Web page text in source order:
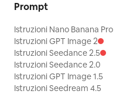
Prompt
Istruzioni Nano Banana Pro
Istruzioni GPT Image 2
Istruzioni Seedance 2.5
Istruzioni Seedance 2.0
Istruzioni GPT Image 1.5
Istruzioni Seedream 4.5